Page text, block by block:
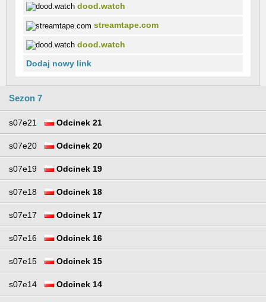
dood.watch
streamtape.com
dood.watch
Dodaj nowy link
Sezon 7
s07e21 Odcinek 21
s07e20 Odcinek 20
s07e19 Odcinek 19
s07e18 Odcinek 18
s07e17 Odcinek 17
s07e16 Odcinek 16
s07e15 Odcinek 15
s07e14 Odcinek 14